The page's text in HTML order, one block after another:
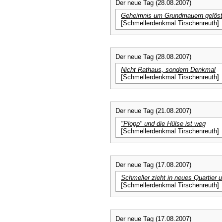
Der neue Tag (28.08.2007)
Geheimnis um Grundmauern gelöst
[Schmellerdenkmal Tirschenreuth]
Der neue Tag (28.08.2007)
Nicht Rathaus, sondern Denkmal
[Schmellerdenkmal Tirschenreuth]
Der neue Tag (21.08.2007)
"Plopp" und die Hülse ist weg
[Schmellerdenkmal Tirschenreuth]
Der neue Tag (17.08.2007)
Schmeller zieht in neues Quartier
[Schmellerdenkmal Tirschenreuth]
Der neue Tag (17.08.2007)